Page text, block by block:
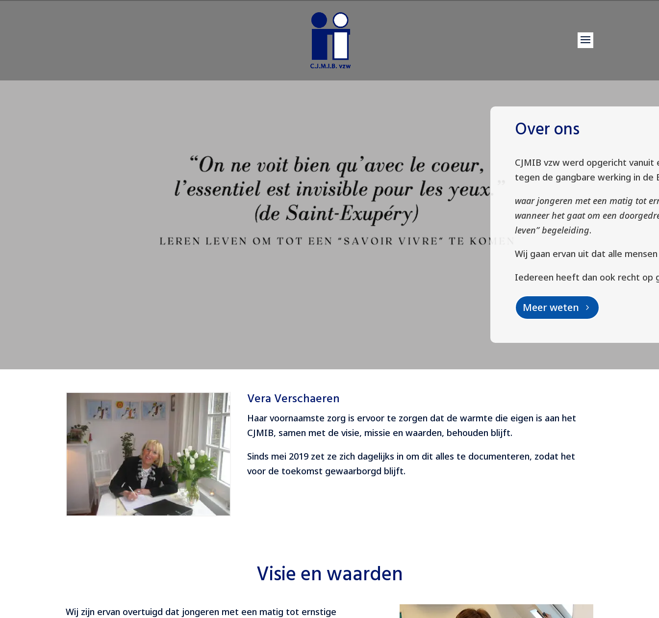
Over ons
CJMIB vzw werd opgericht vanuit
tegen de gangbare werking in de
waar jongeren met een matig tot
wanneer het gaat om een
leven” begeleiding.
Wij gaan ervan uit dat alle
Iedereen heeft dan ook recht op
Meer weten
Vera Verschaeren
Haar voornaamste zorg is ervoor te zorgen dat de warmte die eigen is aan het
CJMIB, samen met de visie, missie en waarden, behouden blijft.
Sinds mei 2019 zet ze zich dagelijks in om dit alles te documenteren, zodat het
voor de toekomst gewaarborgd blijft.
Visie en waarden
Wij zijn ervan overtuigd dat jongeren met een matig tot ernstige